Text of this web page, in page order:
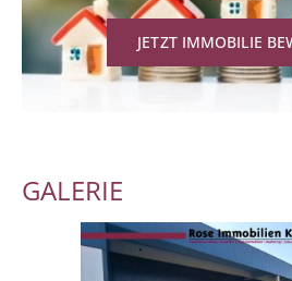
JETZT IMMOBILIE
GALERIE